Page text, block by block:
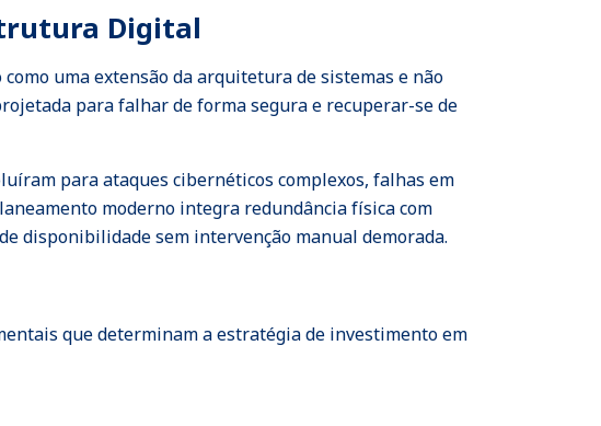
Digital
uma extensão da arquitetura de sistemas e não
para falhar de forma segura e recuperar-se de
para ataques cibernéticos complexos, falhas em
moderno integra redundância física com
disponibilidade sem intervenção manual demorada.
que determinam a estratégia de investimento em